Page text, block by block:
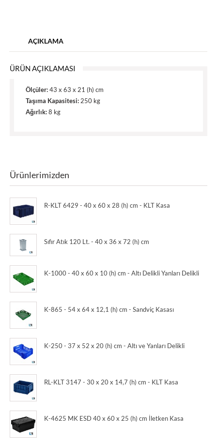
AÇIKLAMA
ÜRÜN AÇIKLAMASI
Ölçüler:43 x 63 x 21 (h) cm
Taşıma Kapasitesi:250 kg
Ağırlık:8 kg
Ürünlerimizden
R-KLT 6429 - 40 x 60 x 28 (h) cm - KLT Kasa
Sıfır Atık 120 Lt. - 40 x 36 x 72 (h) cm
K-1000 - 40 x 60 x 10 (h) cm - Altı Delikli Yanları Delikli
K-865 - 54 x 64 x 12,1 (h) cm - Sandviç Kasası
K-250 - 37 x 52 x 20 (h) cm - Altı ve Yanları Delikli
RL-KLT 3147 - 30 x 20 x 14,7 (h) cm - KLT Kasa
K-4625 MK ESD 40 x 60 x 25 (h) cm İletken Kasa